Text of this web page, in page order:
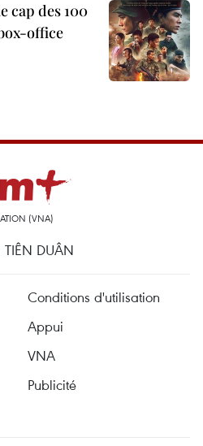
cap des 100
office
(VNA)
DUÂN
Conditions d'utilisation
Appui
VNA
Publicité